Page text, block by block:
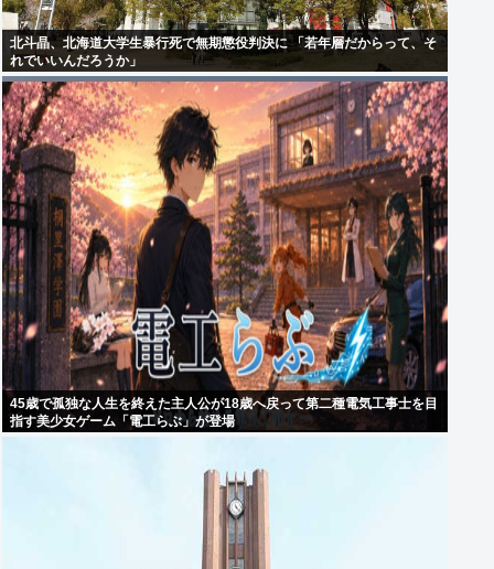
北斗晶、北海道大学生暴行死で無期懲役判決に 「若年層だからって、そ
れでいいんだろうか」
45歳で孤独な人生を終えた主人公が18歳へ戻って第二種電気工事士を目
指す美少女ゲーム「電工らぶ」が登場